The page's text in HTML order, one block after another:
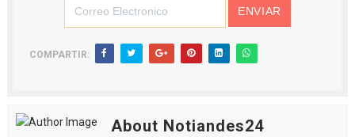
COMPARTIR:
About Notiandes24